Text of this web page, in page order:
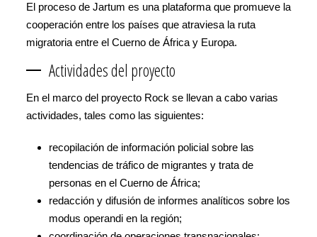
El proceso de Jartum es una plataforma que promueve la
cooperación entre los países que atraviesa la ruta
migratoria entre el Cuerno de África y Europa.
Actividades del proyecto
En el marco del proyecto Rock se llevan a cabo varias
actividades, tales como las siguientes:
recopilación de información policial sobre las
tendencias de tráfico de migrantes y trata de
personas en el Cuerno de África;
redacción y difusión de informes analíticos sobre los
modus operandi en la región;